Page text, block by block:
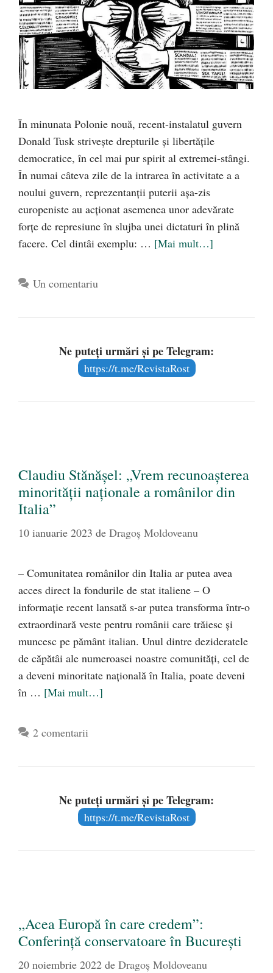
În minunata Polonie nouă, recent-instalatul guvern
Donald Tusk strivește drepturile și libertățile
democratice, în cel mai pur spirit al extremei-stângi.
În numai câteva zile de la intrarea în activitate a a
noului guvern, reprezentanții puterii așa-zis
europeniste au acționat asemenea unor adevărate
forțe de represiune în slujba unei dictaturi în plină
facere. Cel dintâi exemplu: … [Mai mult…]
Un comentariu
Ne puteți urmări și pe Telegram:
https://t.me/RevistaRost
Claudiu Stănășel: „Vrem recunoașterea
minorității naționale a românilor din
Italia”
10 ianuarie 2023 de Dragoş Moldoveanu
– Comunitatea românilor din Italia ar putea avea
acces direct la fondurile de stat italiene – O
informație recent lansată s-ar putea transforma într-o
extraordinară veste pentru românii care trăiesc și
muncesc pe pământ italian. Unul dintre dezideratele
de căpătâi ale numeroasei noastre comunități, cel de
a deveni minoritate națională în Italia, poate deveni
în … [Mai mult…]
2 comentarii
Ne puteți urmări și pe Telegram:
https://t.me/RevistaRost
„Acea Europă în care credem”:
Conferință conservatoare în București
20 noiembrie 2022 de Dragoş Moldoveanu